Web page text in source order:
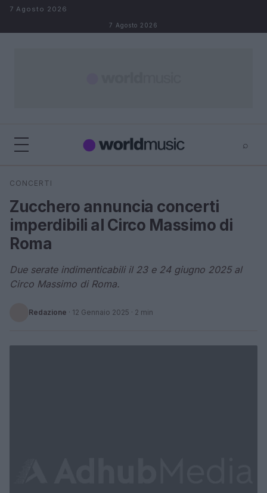
Salta al contenuto
7 Agosto 2026
7 Agosto 2026
⌕
Cerca
CONCERTI
Zucchero annuncia concerti
imperdibili al Circo Massimo di
Roma
Due serate indimenticabili il 23 e 24 giugno 2025 al
Circo Massimo di Roma.
Redazione · 12 Gennaio 2025 · 2 min